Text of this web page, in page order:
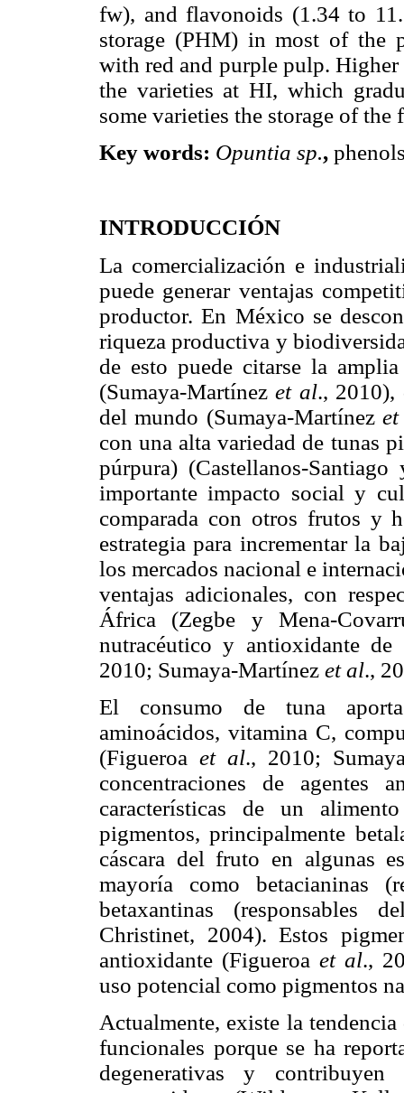
fw), and flavonoids (1.34 to
storage (PHM) in most of the
with red and purple pulp.
the varieties at HI, which
some varieties the storage of
Key words: Opuntia sp.,
INTRODUCCIÓN
La comercialización e
puede generar ventajas
productor. En México se
riqueza productiva y
de esto puede citarse la
(Sumaya-Martínezet al., 2010),
del mundo (Sumaya-Martínez
con una alta variedad de tunas
púrpura) (Castellanos-
importante impacto social y
comparada con otros frutos y
estrategia para incrementar la
los mercados nacional e
ventajas adicionales, con
África (Zegbe y Mena-
nutracéutico y antioxidante
2010; Sumaya-Martínez et al.,
El consumo de tuna
aminoácidos, vitamina C,
(Figueroa et al., 2010;
concentraciones de agentes
características de un
pigmentos, principalmente
cáscara del fruto en algunas
mayoría como betacianinas
betaxantinas (responsables
Christinet, 2004). Estos
antioxidante (Figueroa et al.,
uso potencial como pigmentos
Actualmente, existe la
funcionales porque se ha
degenerativas y